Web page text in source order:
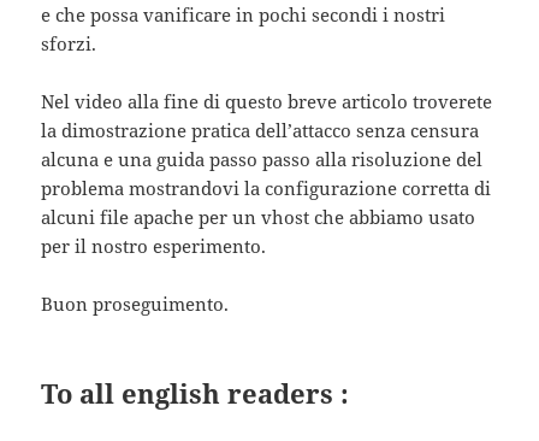
e che possa vanificare in pochi secondi i nostri
sforzi.
Nel video alla fine di questo breve articolo troverete
la dimostrazione pratica dell’attacco senza censura
alcuna e una guida passo passo alla risoluzione del
problema mostrandovi la configurazione corretta di
alcuni file apache per un vhost che abbiamo usato
per il nostro esperimento.
Buon proseguimento.
To all english readers :